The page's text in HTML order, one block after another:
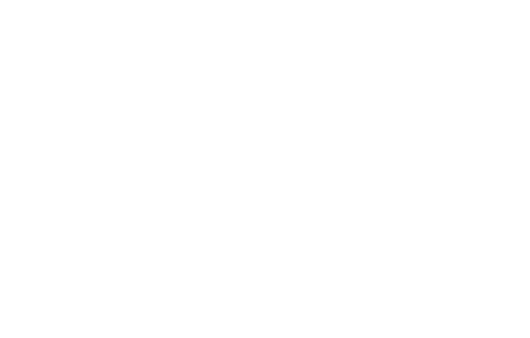
дизайні. Його висота, як правило, від 20 метрів і вище,
то у їстівних сортів - звичайні, видовжені, до 30 см.
благополуччя. Багато в чому завдяки тому, що це
можна прикопати відразу у відкритий грунт або помістити